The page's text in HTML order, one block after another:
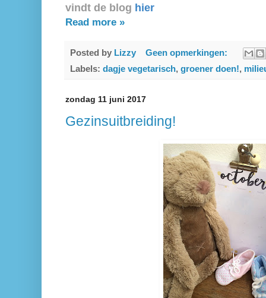
vindt de blog hier
Read more »
Posted by Lizzy
Geen opmerkingen:
Labels: dagje vegetarisch, groener doen!,
zondag 11 juni 2017
Gezinsuitbreiding!